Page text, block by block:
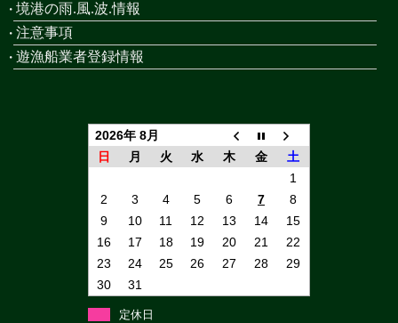
境港の雨.風.波.情報
注意事項
遊漁船業者登録情報
2026年 8月
日
月 火 水 木 金
土
1
2
3 4 5 6 7
8
9
10 11 12 13 14
15
16
17 18 19 20 21
22
23
24 25 26 27 28
29
30
31
定休日